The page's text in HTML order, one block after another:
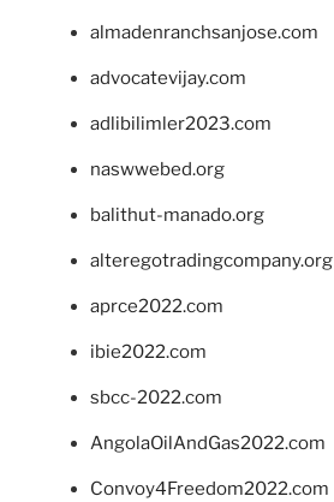
almadenranchsanjose.com
advocatevijay.com
adlibilimler2023.com
naswwebed.org
balithut-manado.org
alteregotradingcompany.org
aprce2022.com
ibie2022.com
sbcc-2022.com
AngolaOilAndGas2022.com
Convoy4Freedom2022.com